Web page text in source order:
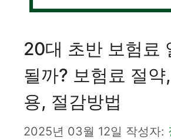
20대 초반 보험료
될까? 보험료 절약
용, 절감방법
2025년 03월 12일 작성자: